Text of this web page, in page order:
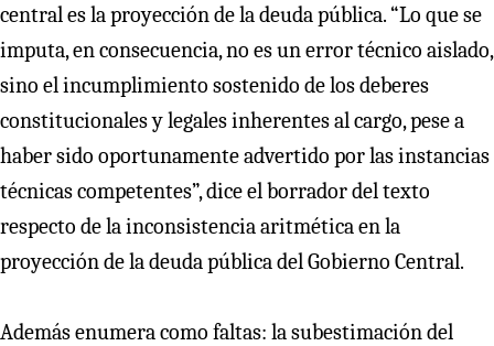
central es la proyección de la deuda pública. “Lo que se
imputa, en consecuencia, no es un error técnico aislado,
sino el incumplimiento sostenido de los deberes
constitucionales y legales inherentes al cargo, pese a
haber sido oportunamente advertido por las instancias
técnicas competentes”, dice el borrador del texto
respecto de la inconsistencia aritmética en la
proyección de la deuda pública del Gobierno Central.
Además enumera como faltas: la subestimación del